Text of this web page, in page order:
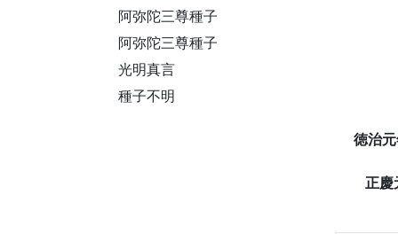
阿弥陀三尊種子
阿弥陀三尊種子
光明真言
種子不明
徳治
正慶